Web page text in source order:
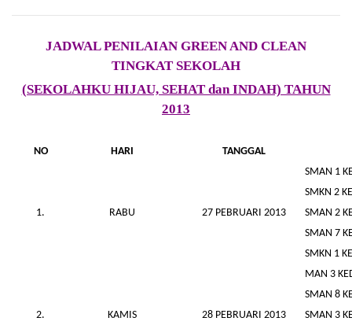
JADWAL PENILAIAN GREEN AND CLEAN
TINGKAT SEKOLAH
(SEKOLAHKU HIJAU, SEHAT dan INDAH) TAHUN
2013
NO HARI TANGGAL
1. RABU 27 PEBRUARI 2013
SMAN 1
SMKN 2
SMAN 2
SMAN 7
SMKN 1
2. KAMIS 28 PEBRUARI 2013
MAN 3
SMAN 8
SMAN 3